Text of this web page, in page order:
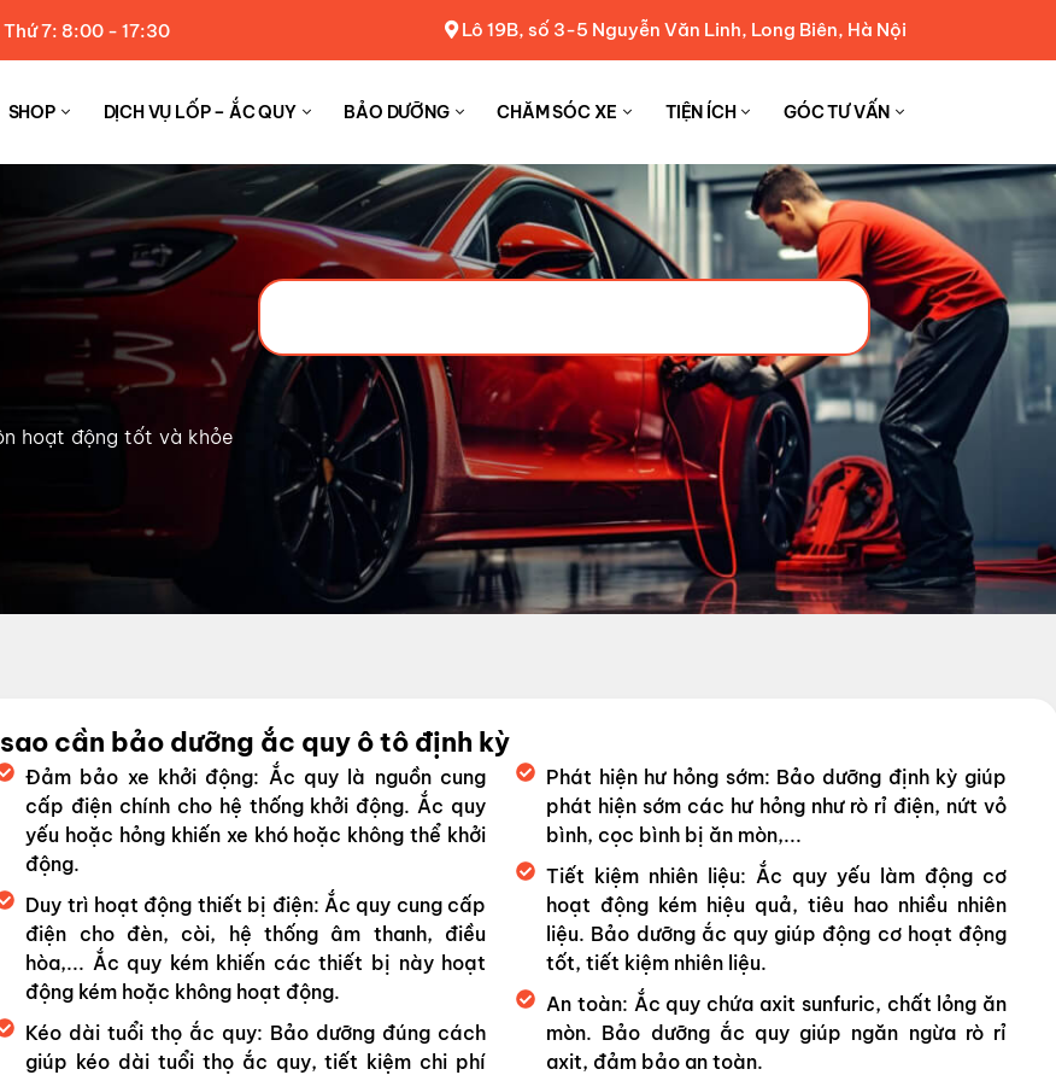
7: 8:00 - 17:30 Lô 19B, số 3-5 Nguyễn Văn Linh, Long Biên, Hà Nội
SHOP DỊCH VỤ LỐP – ẮC QUY BẢO DƯỠNG CHĂM SÓC XE TIỆN ÍCH GÓC TƯ VẤN
hoạt động tốt và khỏe
cần bảo dưỡng ắc quy ô tô định kỳ
Đảm bảo xe khởi động: Ắc quy là nguồn cung
cấp điện chính cho hệ thống khởi động. Ắc quy
yếu hoặc hỏng khiến xe khó hoặc không thể khởi
động.
Duy trì hoạt động thiết bị điện: Ắc quy cung cấp
điện cho đèn, còi, hệ thống âm thanh, điều
hòa,... Ắc quy kém khiến các thiết bị này hoạt
động kém hoặc không hoạt động.
Kéo dài tuổi thọ ắc quy: Bảo dưỡng đúng cách
giúp kéo dài tuổi thọ ắc quy, tiết kiệm chi phí
Phát hiện hư hỏng sớm: Bảo dưỡng định kỳ giúp
phát hiện sớm các hư hỏng như rò rỉ điện, nứt vỏ
bình, cọc bình bị ăn mòn,...
Tiết kiệm nhiên liệu: Ắc quy yếu làm động cơ
hoạt động kém hiệu quả, tiêu hao nhiều nhiên
liệu. Bảo dưỡng ắc quy giúp động cơ hoạt động
tốt, tiết kiệm nhiên liệu.
An toàn: Ắc quy chứa axit sunfuric, chất lỏng ăn
mòn. Bảo dưỡng ắc quy giúp ngăn ngừa rò rỉ
axit, đảm bảo an toàn.